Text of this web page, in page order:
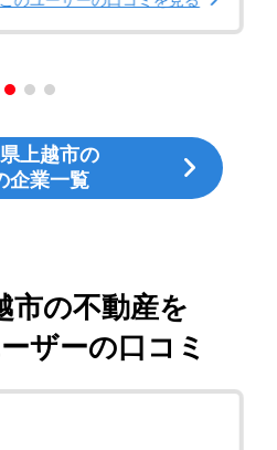
上越市の
企業一覧
市の不動産を
ザーの口コミ